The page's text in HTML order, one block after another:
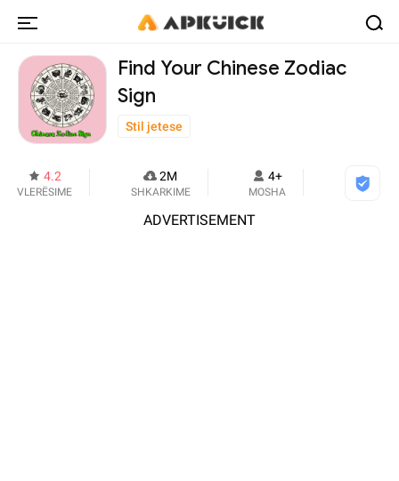
Find Your Chinese Zodiac
Sign
Stil jetese
4.2
VLERËSIME
2M
SHKARKIME
4+
MOSHA
ADVERTISEMENT